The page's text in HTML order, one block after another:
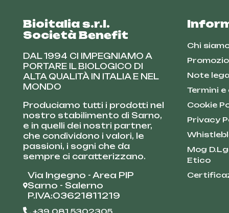
Bioitalia s.r.l.
Società Benefit
DAL 1994 CI IMPEGNIAMO A
PORTARE IL BIOLOGICO DI
ALTA QUALITÀ IN ITALIA E NEL
MONDO
Produciamo tutti i prodotti nel
nostro stabilimento di Sarno,
e in quelli dei nostri partner,
che condividono i valori, le
passioni, i sogni che da
sempre ci caratterizzano.
Via Ingegno - Area PIP
Sarno - Salerno
P.IVA:03621811219
Chi
Note
Termini
Cookie
Privacy
Mog
Etico